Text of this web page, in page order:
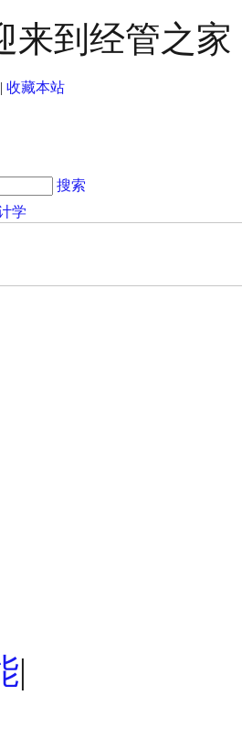
来到经管之家
| 收藏本站
搜索
学
|